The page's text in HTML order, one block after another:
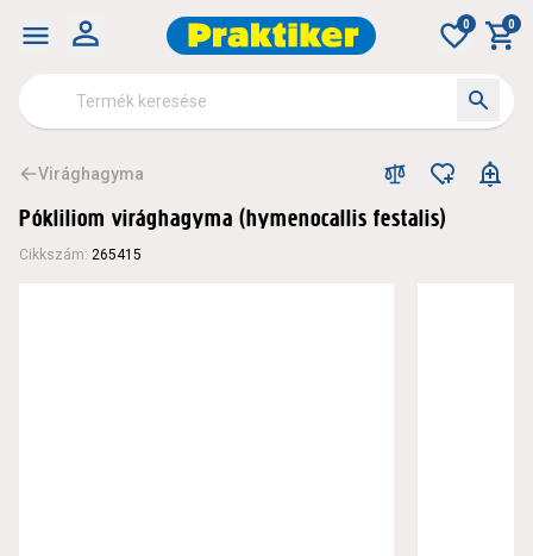
0 0
Virághagyma
Pókliliom virághagyma (hymenocallis festalis)
Cikkszám: 265415